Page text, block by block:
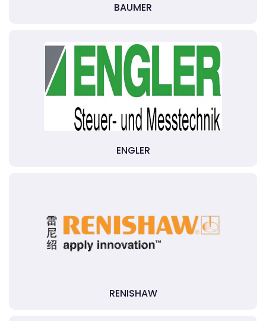
BAUMER
ENGLER
RENISHAW